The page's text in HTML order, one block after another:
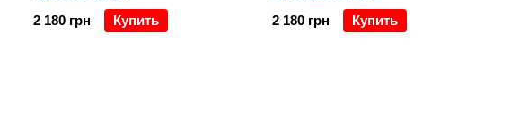
2 180 грн
Купить
2 180 грн
Купить